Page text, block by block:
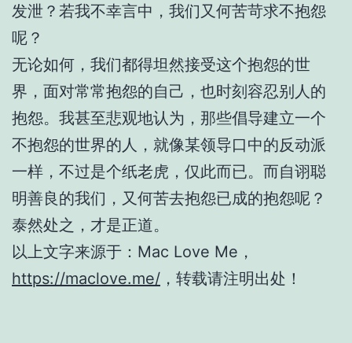
发泄？若我不幸言中，我们又何苦苛求不抱怨
呢？
无论如何，我们都得坦然接受这个抱怨的世
界，面对常常抱怨的自己，也时刻容忍别人的
抱怨。我甚至悲观地认为，那些倡导建立一个
不抱怨的世界的人，就像某领导口中的反动派
一样，不过是个纸老虎，仅此而已。而自诩聪
明善良的我们，又何苦去抱怨已成的抱怨呢？
泰然处之，才是正道。
以上文字来源于：Mac Love Me，
https://maclove.me/ ，转载请注明出处！